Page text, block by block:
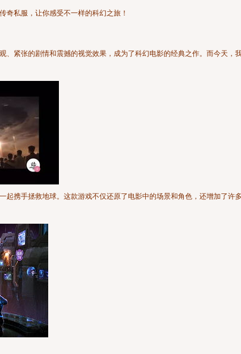
私服，让你感受不一样的科幻之旅！
、紧张的剧情和震撼的视觉效果，成为了科幻电影的经典之作。而今天，
携手拯救地球。这款游戏不仅还原了电影中的场景和角色，还增加了许